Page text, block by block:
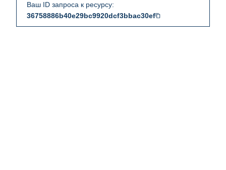
Ваш ID запроса к ресурсу:
36758886b40e29bc9920dcf3bbac30ef